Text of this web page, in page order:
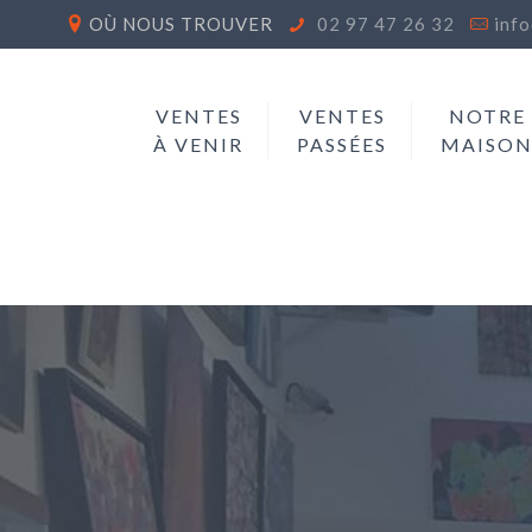
OÙ NOUS TROUVER 02 97 47 26 32
VENTES
À VENIR
VENTES
PASSÉES
NOTRE